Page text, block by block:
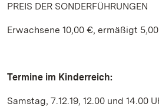
PREIS DER SONDERFÜHRUNGEN
Erwachsene 10,00 €, ermäßigt
Termine im Kinderreich:
Samstag, 7.12.19, 12.00 und 14.00